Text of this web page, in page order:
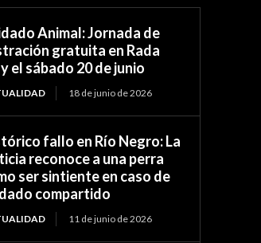
Animal: Jornada de
gratuita en Rada
el sábado 20 de junio
18 de junio de 2026
fallo en Río Negro: La
reconoce a una perra
ser sintiente en caso de
compartido
11 de junio de 2026